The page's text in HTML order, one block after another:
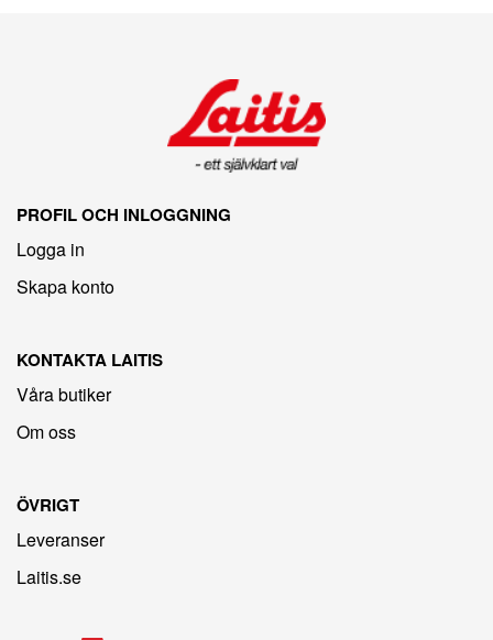
PROFIL OCH INLOGGNING
Logga in
Skapa konto
KONTAKTA LAITIS
Våra butiker
Om oss
ÖVRIGT
Leveranser
Laitis.se